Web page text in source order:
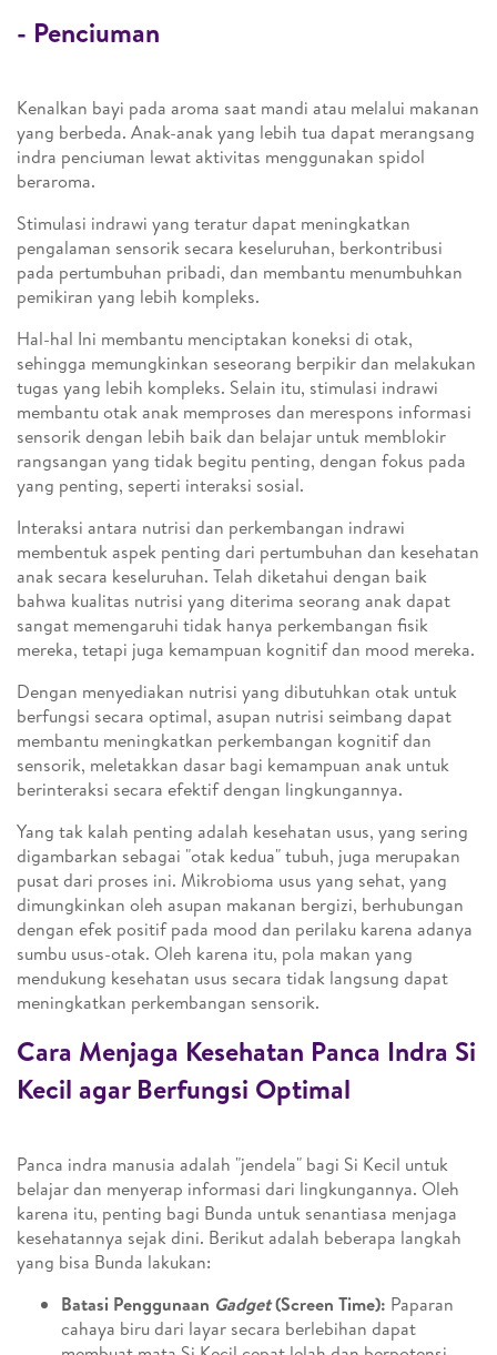
- Penciuman
Kenalkan bayi pada aroma saat mandi atau melalui makanan
yang berbeda. Anak-anak yang lebih tua dapat merangsang
indra penciuman lewat aktivitas menggunakan spidol
beraroma.
Stimulasi indrawi yang teratur dapat meningkatkan
pengalaman sensorik secara keseluruhan, berkontribusi
pada pertumbuhan pribadi, dan membantu menumbuhkan
pemikiran yang lebih kompleks.
Hal-hal Ini membantu menciptakan koneksi di otak,
sehingga memungkinkan seseorang berpikir dan melakukan
tugas yang lebih kompleks. Selain itu, stimulasi indrawi
membantu otak anak memproses dan merespons informasi
sensorik dengan lebih baik dan belajar untuk memblokir
rangsangan yang tidak begitu penting, dengan fokus pada
yang penting, seperti interaksi sosial.
Interaksi antara nutrisi dan perkembangan indrawi
membentuk aspek penting dari pertumbuhan dan kesehatan
anak secara keseluruhan. Telah diketahui dengan baik
bahwa kualitas nutrisi yang diterima seorang anak dapat
sangat memengaruhi tidak hanya perkembangan fisik
mereka, tetapi juga kemampuan kognitif dan mood mereka.
Dengan menyediakan nutrisi yang dibutuhkan otak untuk
berfungsi secara optimal, asupan nutrisi seimbang dapat
membantu meningkatkan perkembangan kognitif dan
sensorik, meletakkan dasar bagi kemampuan anak untuk
berinteraksi secara efektif dengan lingkungannya.
Yang tak kalah penting adalah kesehatan usus, yang sering
digambarkan sebagai "otak kedua" tubuh, juga merupakan
pusat dari proses ini. Mikrobioma usus yang sehat, yang
dimungkinkan oleh asupan makanan bergizi, berhubungan
dengan efek positif pada mood dan perilaku karena adanya
sumbu usus-otak. Oleh karena itu, pola makan yang
mendukung kesehatan usus secara tidak langsung dapat
meningkatkan perkembangan sensorik.
Cara Menjaga Kesehatan Panca Indra Si
Kecil agar Berfungsi Optimal
Panca indra manusia adalah "jendela" bagi Si Kecil untuk
belajar dan menyerap informasi dari lingkungannya. Oleh
karena itu, penting bagi Bunda untuk senantiasa menjaga
kesehatannya sejak dini. Berikut adalah beberapa langkah
yang bisa Bunda lakukan:
Batasi Penggunaan Gadget(Screen Time): Paparan
cahaya biru dari layar secara berlebihan dapat